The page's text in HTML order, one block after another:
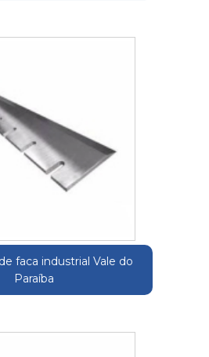
faca industrial Vale do
Paraíba